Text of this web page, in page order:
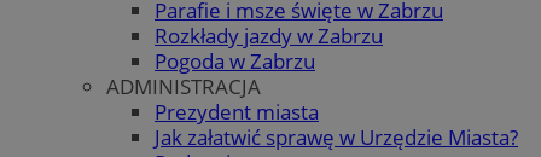
Parafie i msze święte w Zabrzu
Rozkłady jazdy w Zabrzu
Pogoda w Zabrzu
ADMINISTRACJA
Prezydent miasta
Jak załatwić sprawę w Urzędzie Miasta?